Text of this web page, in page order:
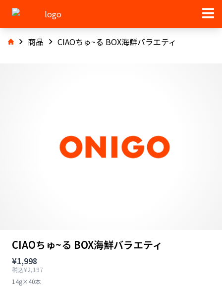
商品 CIAOちゅ~る BOX海鮮バラエティ
CIAOちゅ~る BOX海鮮バラエティ
¥1,998
税込¥2,197
14g×40本